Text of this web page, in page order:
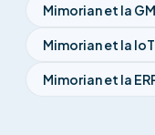
Mimorian et la
Mimorian et la
Mimorian et la